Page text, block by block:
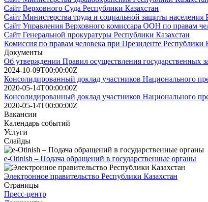
Сайт Верховного Суда Республики Казахстан
Сайт Министерства труда и социальной защиты населения
Сайт Управления Верховного комиссара ООН по правам
Сайт Генеральной прокуратуры Республики Казахстан
Комиссия по правам человека при Президенте Республики
Документы
Об утверждении Правил осуществления государственных
2024-10-09T00:00:00Z
Консолидированный доклад участников Национального
2020-05-14T00:00:00Z
Консолидированный доклад участников Национального
2020-05-14T00:00:00Z
Вакансии
Календарь событий
Услуги
Слайды
e-Otinish – Подача обращений в государственные органы
Электронное правительство Республики Казахстан
Страницы
Пресс-центр